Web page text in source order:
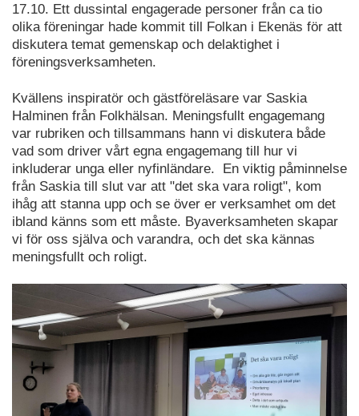
17.10. Ett dussintal engagerade personer från ca tio
olika föreningar hade kommit till Folkan i Ekenäs för att
diskutera temat gemenskap och delaktighet i
föreningsverksamheten.
Kvällens inspiratör och gästföreläsare var Saskia
Halminen från Folkhälsan. Meningsfullt engagemang
var rubriken och tillsammans hann vi diskutera både
vad som driver vårt egna engagemang till hur vi
inkluderar unga eller nyfinländare. En viktig påminnelse
från Saskia till slut var att "det ska vara roligt", kom
ihåg att stanna upp och se över er verksamhet om det
ibland känns som ett måste. Byaverksamheten skapar
vi för oss själva och varandra, och det ska kännas
meningsfullt och roligt.